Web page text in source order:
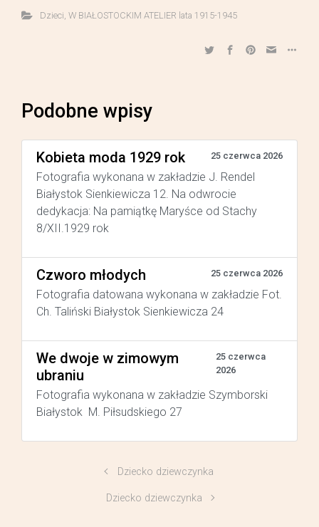
Dzieci W BIAŁOSTOCKIM ATELIER lata 1915-1945
Podobne wpisy
Kobieta moda 1929 rok 25 czerwca 2026
Fotografia wykonana w zakładzie J. Rendel
Białystok Sienkiewicza 12. Na odwrocie
dedykacja: Na pamiątkę Maryśce od Stachy
8/XII.1929 rok
Czworo młodych 25 czerwca 2026
Fotografia datowana wykonana w zakładzie Fot.
Ch. Taliński Białystok Sienkiewicza 24
We dwoje w zimowym
ubraniu
25 czerwca
2026
Fotografia wykonana w zakładzie Szymborski
Białystok M. Piłsudskiego 27
Dziecko dziewczynka
Dziecko dziewczynka